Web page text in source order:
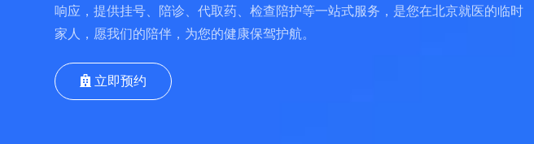
响应，提供挂号、陪诊、代取药、检查陪护等一站式服务，是您在北京就医的临时
家人，愿我们的陪伴，为您的健康保驾护航。
立即预约